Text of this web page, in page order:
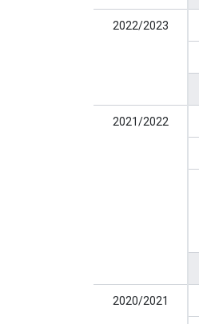
2022/2023
2021/2022
2020/2021